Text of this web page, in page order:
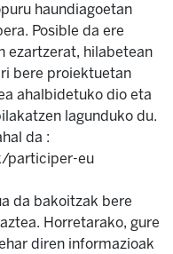
haundiagoetan
Posible da ere
ezartzerat, hilabetean
bere proiektuetan
ahalbidetuko dio eta
lagunduko du.
da :
participer-eu
da bakoitzak bere
Horretarako, gure
diren informazioak